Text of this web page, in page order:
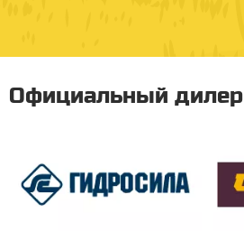
Официальный дилер